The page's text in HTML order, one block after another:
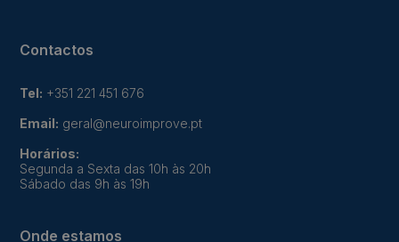
Contactos
Tel: +351 221 451 676
Email: geral@neuroimprove.pt
Horários:
Segunda a Sexta das 10h às 20h
Sábado das 9h às 19h
Onde estamos